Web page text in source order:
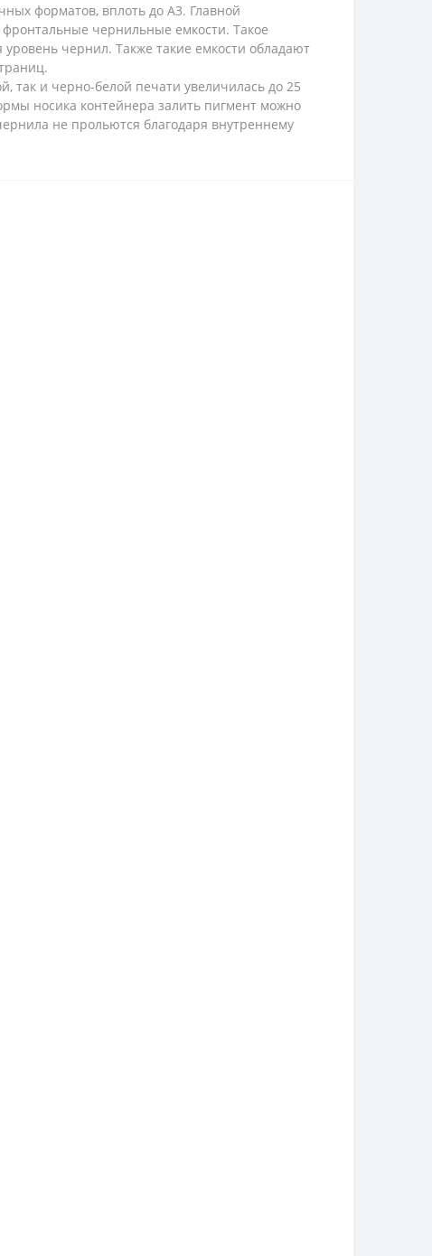
форматов, вплоть до A3. Главной
фронтальные чернильные емкости. Такое
чернил. Также такие емкости обладают
так и черно-белой печати увеличилась до 25
носика контейнера залить пигмент можно
не прольются благодаря внутреннему